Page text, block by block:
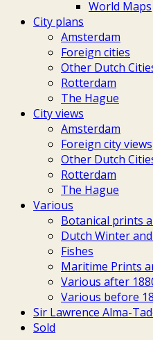
World Maps
City plans
Amsterdam
Foreign cities
Other Dutch
Rotterdam
The Hague
City views
Amsterdam
Foreign city views
Other Dutch
Rotterdam
The Hague
Various
Botanical prints
Dutch Winter
Fishes
Maritime Prints
Various after
Various before
Sir Lawrence Alma-
Sold